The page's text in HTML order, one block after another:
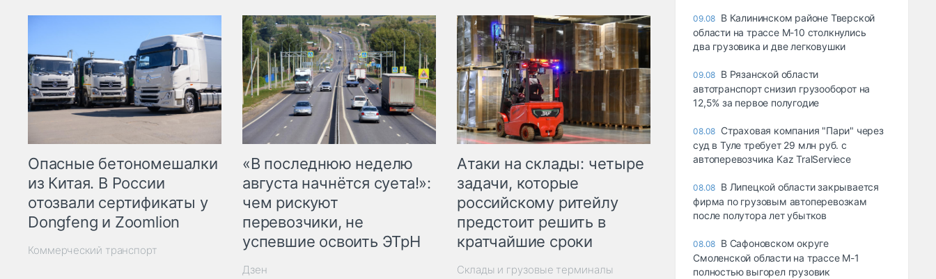
Опасные бетономешалки
из Китая. В России
отозвали сертификаты у
Dongfeng и Zoomlion
Коммерческий транспорт
«В последнюю неделю
августа начнётся суета!»:
чем рискуют
перевозчики, не
успевшие освоить ЭТрН
Дзен
Атаки на склады: четыре
задачи, которые
российскому ритейлу
предстоит решить в
кратчайшие сроки
Склады и грузовые терминалы
09.08 В Калининском районе Тверской
области на трассе М-10 столкнулись
два грузовика и две легковушки
09.08 В Рязанской области
автотранспорт снизил грузооборот на
12,5% за первое полугодие
08.08 Страховая компания "Пари" через
суд в Туле требует 29 млн руб. с
автоперевозчика Kaz TralServiece
08.08 В Липецкой области закрывается
фирма по грузовым автоперевозкам
после полутора лет убытков
08.08 В Сафоновском округе
Смоленской области на трассе М-1
полностью выгорел грузовик